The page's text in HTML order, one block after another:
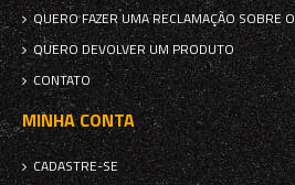
QUERO FAZER UMA RECLAMAÇÃO SOBRE
QUERO DEVOLVER UM PRODUTO
CONTATO
MINHA CONTA
CADASTRE-SE